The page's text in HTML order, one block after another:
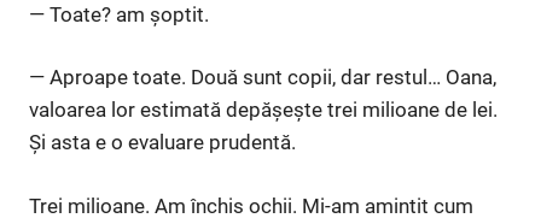
— Toate? am șoptit.
— Aproape toate. Două sunt copii, dar restul… Oana,
valoarea lor estimată depășește trei milioane de lei.
Și asta e o evaluare prudentă.
Trei milioane. Am închis ochii. Mi-am amintit cum